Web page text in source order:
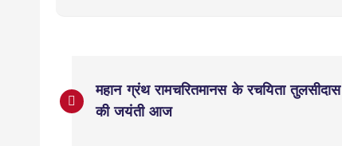
P
o
महान ग्रंथ रामचरितमानस के रचयिता तुलसीदास
की जयंती आज